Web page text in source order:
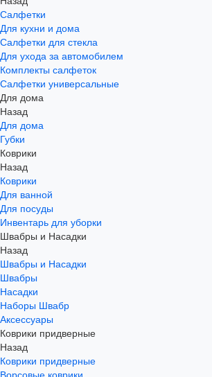
Салфетки
Для кухни и дома
Салфетки для стекла
Для ухода за автомобилем
Комплекты салфеток
Салфетки универсальные
Для дома
Назад
Для дома
Губки
Коврики
Назад
Коврики
Для ванной
Для посуды
Инвентарь для уборки
Швабры и Насадки
Назад
Швабры и Насадки
Швабры
Насадки
Наборы Швабр
Аксессуары
Коврики придверные
Назад
Коврики придверные